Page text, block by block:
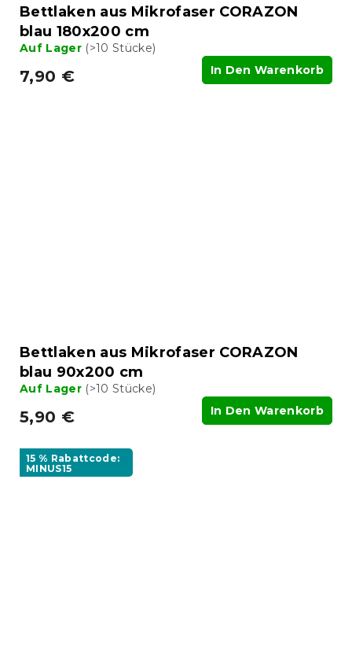
Bettlaken aus Mikrofaser CORAZON
blau 180x200 cm
Auf Lager (>10 Stücke)
7,90 € In Den Warenkorb
Bettlaken aus Mikrofaser CORAZON
blau 90x200 cm
Auf Lager (>10 Stücke)
5,90 € In Den Warenkorb
15 % Rabattcode:
MINUS15